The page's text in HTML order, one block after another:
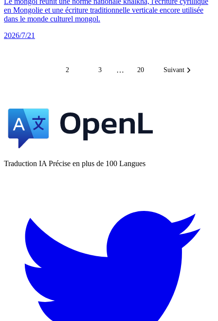
en Mongolie et une écriture traditionnelle verticale encore utilisée
dans le monde culturel mongol.
2026/7/21
2 3 … 20 Suivant
Traduction IA Précise en plus de 100 Langues